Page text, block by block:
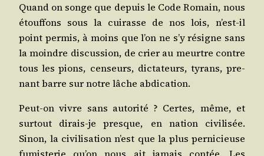
Quand on songe que depuis le Code Romain, nous
étouf­fons sous la cui­rasse de nos lois, n’est-il
point per­mis, à moins que l’on ne s’y résigne sans
la moindre dis­cus­sion, de crier au meurtre contre
tous les pions, cen­seurs, dic­ta­teurs, tyrans, pre­
nant barre sur notre lâche abdication.
Peut-on vivre sans auto­ri­té ? Certes, même, et
sur­tout dirais-je presque, en nation civi­li­sée.
Sinon, la civi­li­sa­tion n’est que la plus per­ni­cieuse